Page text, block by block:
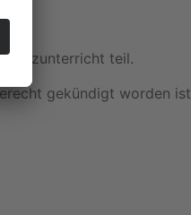
Tanzunterricht teil.
gekündigt worden ist